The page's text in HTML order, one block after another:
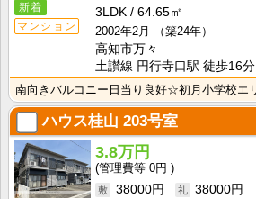
新着
マンション
3LDK
64.65㎡
2002年2月
（築24年）
高知市万々
土讃線 円行寺口駅 徒歩16分
ハウス桂山 203号室
3.8万円
0円
38000円
38000円